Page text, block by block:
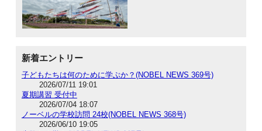
新着エントリー
子どもたちは何のために学ぶか？(NOBEL NEWS 369号)
2026/07/11 19:01
夏期講習 受付中
2026/07/04 18:07
ノーベルの学校訪問 24校(NOBEL NEWS 368号)
2026/06/10 19:05